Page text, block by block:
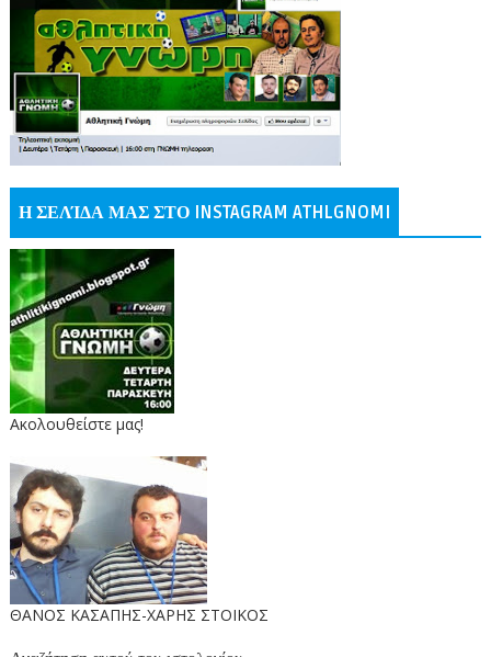
Η ΣΕΛΊΔΑ ΜΑΣ ΣΤΟ INSTAGRAM ATHLGNOMI
Ακολουθείστε μας!
ΘΑΝΟΣ ΚΑΣΑΠΗΣ-ΧΑΡΗΣ ΣΤΟΙΚΟΣ